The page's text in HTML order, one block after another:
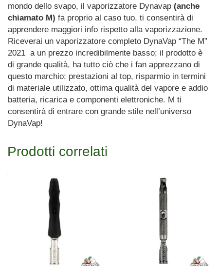
mondo dello svapo, il vaporizzatore Dynavap (anche
chiamato M) fa proprio al caso tuo, ti consentirà di
apprendere maggiori info rispetto alla vaporizzazione.
Riceverai un vaporizzatore completo DynaVap “The M”
2021 a un prezzo incredibilmente basso; il prodotto è
di grande qualità, ha tutto ciò che i fan apprezzano di
questo marchio: prestazioni al top, risparmio in termini
di materiale utilizzato, ottima qualità del vapore e addio
batteria, ricarica e componenti elettroniche. M ti
consentirà di entrare con grande stile nell’universo
DynaVap!
Prodotti correlati